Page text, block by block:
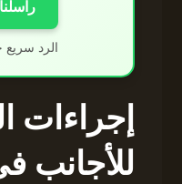
الرد
إجراءات
للأجانب